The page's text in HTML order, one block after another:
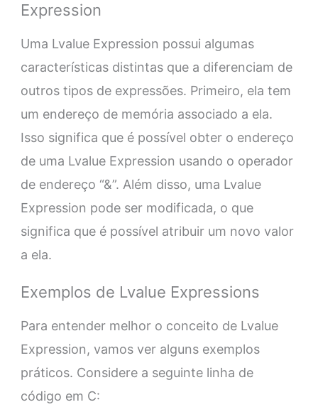
Expression
Uma Lvalue Expression possui algumas
características distintas que a diferenciam de
outros tipos de expressões. Primeiro, ela tem
um endereço de memória associado a ela.
Isso significa que é possível obter o endereço
de uma Lvalue Expression usando o operador
de endereço “&”. Além disso, uma Lvalue
Expression pode ser modificada, o que
significa que é possível atribuir um novo valor
a ela.
Exemplos de Lvalue Expressions
Para entender melhor o conceito de Lvalue
Expression, vamos ver alguns exemplos
práticos. Considere a seguinte linha de
código em C: